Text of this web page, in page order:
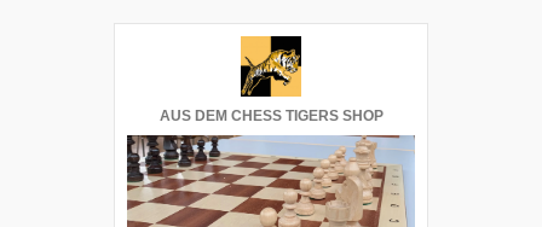
AUS DEM CHESS TIGERS SHOP